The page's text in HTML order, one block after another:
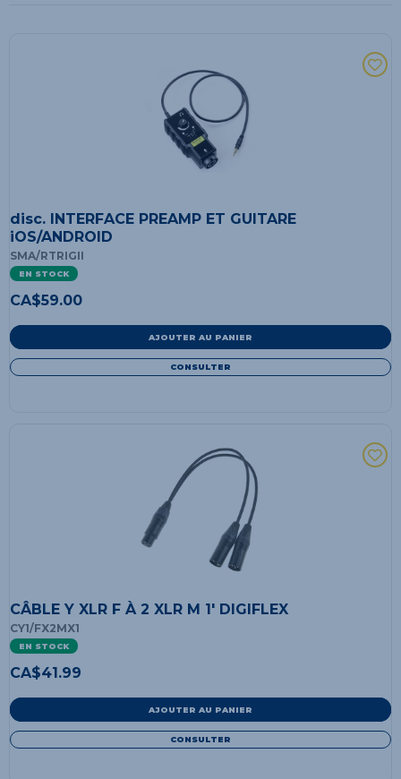
disc. INTERFACE PREAMP ET GUITARE
iOS/ANDROID
SMA/RTRIGII
EN STOCK
CA$59.00
AJOUTER AU PANIER
CONSULTER
CÂBLE Y XLR F À 2 XLR M 1' DIGIFLEX
CY1/FX2MX1
EN STOCK
CA$41.99
AJOUTER AU PANIER
CONSULTER